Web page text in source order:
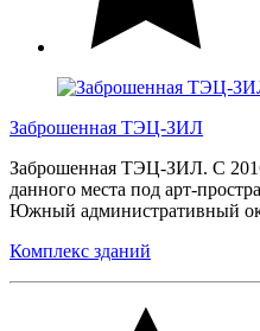
Заброшенная ТЭЦ-ЗИЛ
Заброшенная ТЭЦ-ЗИЛ. С
данного места под арт-
Южный административный
Комплекс зданий